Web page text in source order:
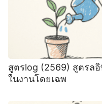
สูตรlog (2569) สูตรล
ในงานโดยเฉพ